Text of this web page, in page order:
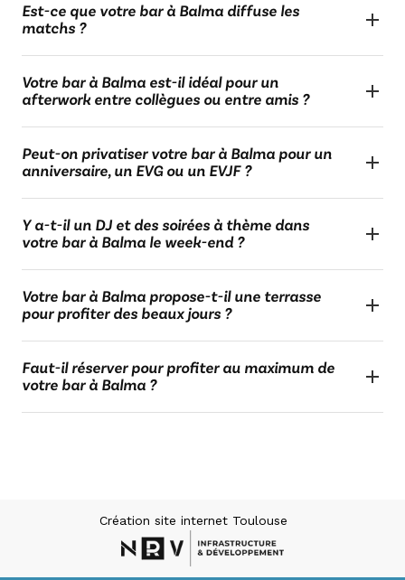
Est-ce que votre bar à Balma diffuse les
matchs ?
Votre bar à Balma est-il idéal pour un
afterwork entre collègues ou entre amis ?
Peut-on privatiser votre bar à Balma pour un
anniversaire, un EVG ou un EVJF ?
Y a-t-il un DJ et des soirées à thème dans
votre bar à Balma le week-end ?
Votre bar à Balma propose-t-il une terrasse
pour profiter des beaux jours ?
Faut-il réserver pour profiter au maximum de
votre bar à Balma ?
Création site internet Toulouse